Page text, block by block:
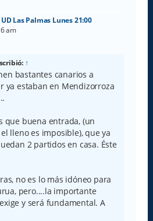
Las Palmas Lunes 21:00
am
↑
bastantes canarios a
ya estaban en Mendizorroza
que buena entrada, (un
lleno es imposible), que ya
2 partidos en casa. Éste
no es lo más idóneo para
pero....la importante
y será fundamental. A